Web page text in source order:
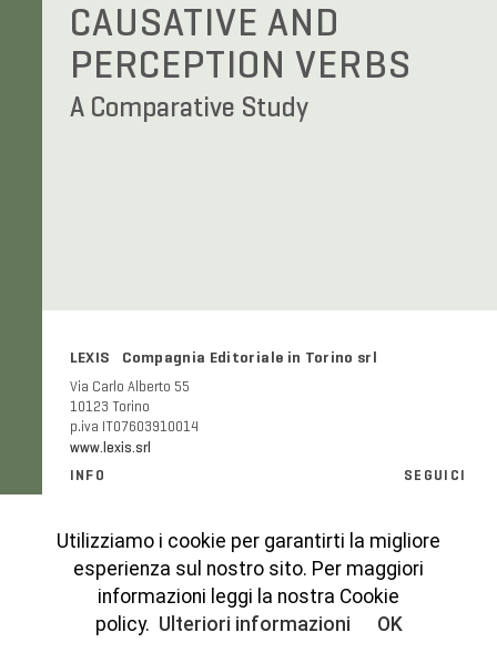
CAUSATIVE AND
PERCEPTION VERBS
A Comparative Study
LEXIS Compagnia Editoriale in Torino srl
Via Carlo Alberto 55
10123 Torino
p.iva IT07603910014
www.lexis.srl
INFO
Modalità e costi di spedizione
Codice etico
Cookies Policy
SEGUICI
Instagram
Utilizziamo i cookie per garantirti la migliore
esperienza sul nostro sito. Per maggiori
informazioni leggi la nostra Cookie
policy. Ulteriori informazioni OK